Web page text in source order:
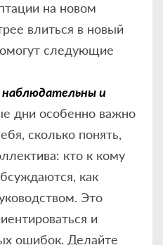
на новом
влиться в новый
следующие
и
дни особенно важно
сколько понять,
кто к кому
как
Это
и
ошибок. Делайте